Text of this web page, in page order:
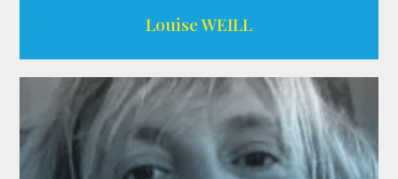
Louise WEILL